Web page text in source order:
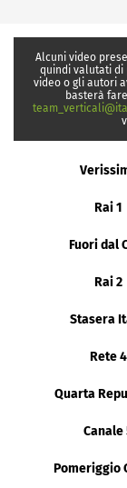
Alcuni video
quindi valutati di
video o gli autori
basterà
Rai 1
Fuori dal
Rai 2
Stasera
Rete 4
Quarta
Canale
Pomeriggio